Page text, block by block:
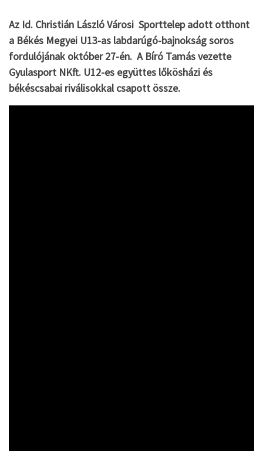
Az Id. Christián László Városi Sporttelep adott otthont
a Békés Megyei U13-as labdarúgó-bajnokság soros
fordulójának október 27-én. A Bíró Tamás vezette
Gyulasport NKft. U12-es együttes lőkösházi és
békéscsabai riválisokkal csapott össze.